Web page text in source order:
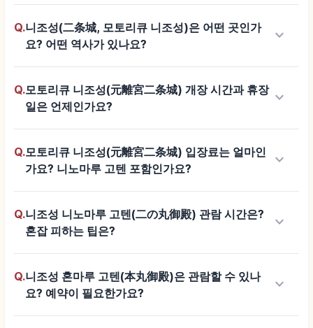
Q.니조성(二条城, 모토리큐 니조성)은 어떤 곳인가
요? 어떤 역사가 있나요?
keyboard_arrow_down
Q.모토리큐 니조성(元離宮二条城) 개장 시간과 휴장
일은 언제인가요?
keyboard_arrow_down
Q.모토리큐 니조성(元離宮二条城) 입장료는 얼마인
가요? 니노마루 고텐 포함인가요?
keyboard_arrow_down
Q.니조성 니노마루 고텐(二の丸御殿) 관람 시간은?
혼잡 피하는 팁은?
keyboard_arrow_down
Q.니조성 혼마루 고텐(本丸御殿)은 관람할 수 있나
요? 예약이 필요한가요?
keyboard_arrow_down